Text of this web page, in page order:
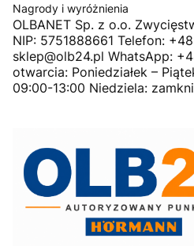
Nagrody i wyróżnienia
OLBANET Sp. z o.o.
NIP: 5751888661 Telefon:
sklep@olb24.pl WhatsApp:
otwarcia: Poniedziałek –
09:00-13:00 Niedziela: